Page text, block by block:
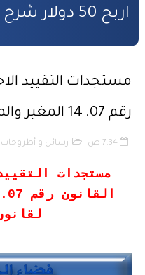
قانون رقم 68.99 بشأن الإيداع القانوني
إنشاء قناة يوتيوب حول موضوع
اربح 50 دولار شرح كامل و مفصل بالصور
مستجدات التقييد
رقم 07. 14 المغير والمتمم لقانون التحفيظ
7:34 ص رسائل و أطروحات
مستجدات